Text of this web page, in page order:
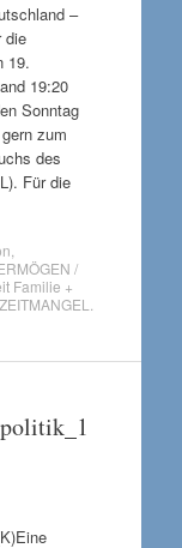
–
die
19.
19:20
Sonntag
zum
des
Für die
/
Familie +
ZEITMANGEL